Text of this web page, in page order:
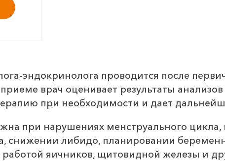
эндокринолога проводится после
врач оценивает результаты
при необходимости и дает
при нарушениях менструального
снижении либидо, планировании
работой яичников, щитовидной железы и